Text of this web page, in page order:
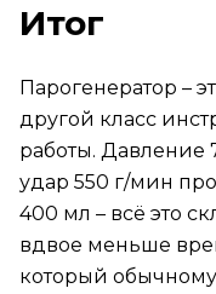
Итог
Парогенератор –
другой класс
работы. Давление
удар 550 г/мин
400 мл – всё это
вдвое меньше
который